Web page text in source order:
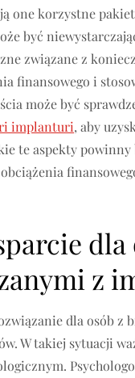
one korzystne
być
związane z
finansowego i
może być
implanturi, aby
te aspekty
z
dla osób z
W takiej sytuacji